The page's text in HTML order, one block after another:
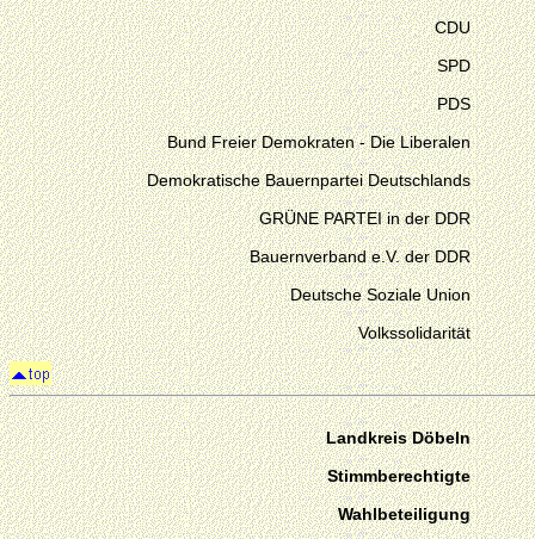
CDU
SPD
PDS
Bund Freier Demokraten - Die Liberalen
Demokratische Bauernpartei Deutschlands
GRÜNE PARTEI in der DDR
Bauernverband e.V. der DDR
Deutsche Soziale Union
Volkssolidarität
Landkreis Döbeln
Stimmberechtigte
Wahlbeteiligung